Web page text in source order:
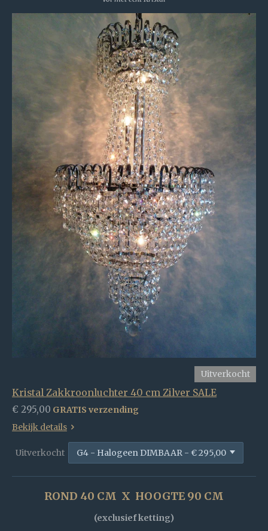
Uitverkocht
Kristal Zakkroonluchter 40 cm Zilver SALE
€ 295,00 GRATIS verzending
Bekijk details
Uitverkocht
ROND 40 CM X HOOGTE 90 CM
(exclusief ketting)